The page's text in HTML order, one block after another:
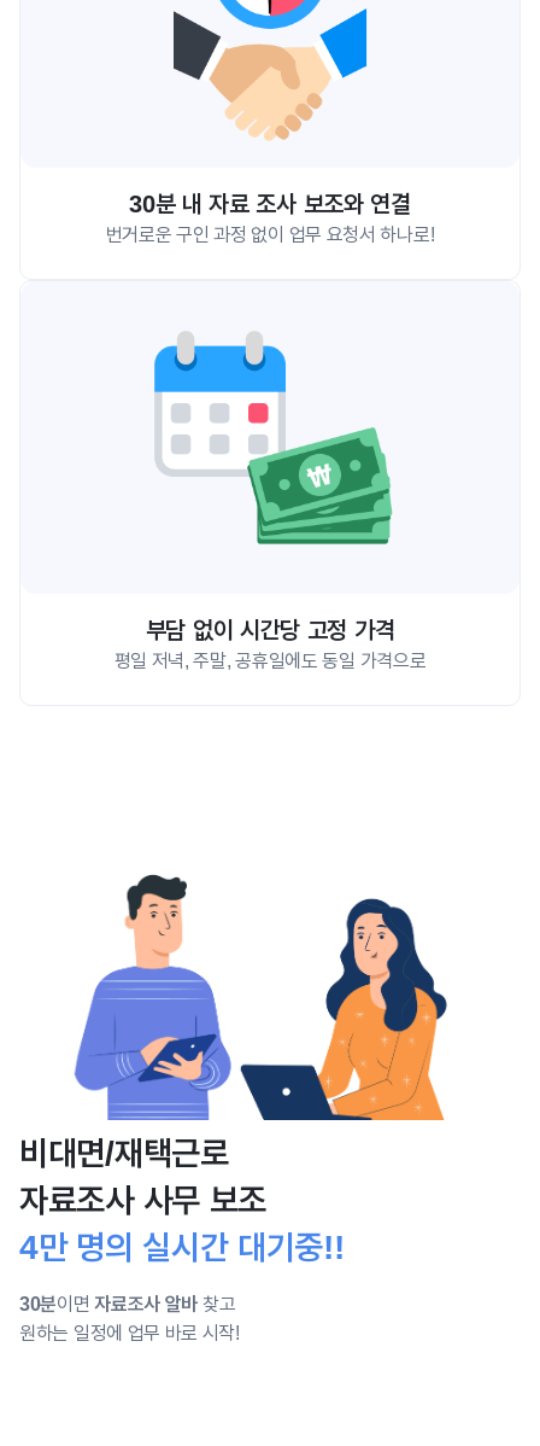
30분 내 자료 조사 보조와 연결
번거로운 구인 과정 없이 업무 요청서 하나로!
부담 없이 시간당 고정 가격
평일 저녁, 주말, 공휴일에도 동일 가격으로
비대면/재택근로
자료조사 사무 보조
4만 명의 실시간 대기중!!
30분이면자료조사 알바 찾고
원하는 일정에 업무 바로 시작!